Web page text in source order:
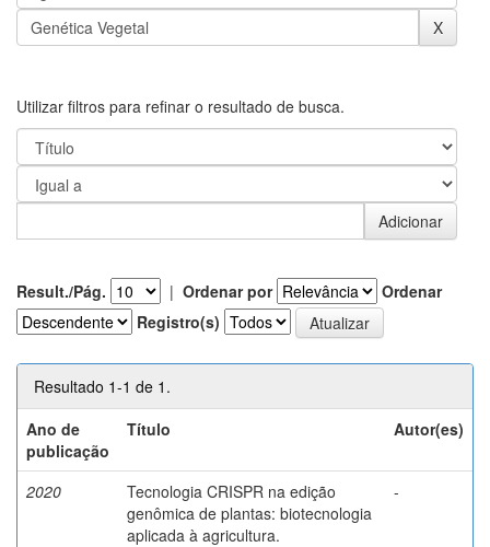
Utilizar filtros para refinar o resultado de busca.
Result./Pág. | Ordenar por
Ordenar
Registro(s)
Resultado 1-1 de 1.
Ano de
publicação
Título Autor(es)
2020
Tecnologia CRISPR na edição
genômica de plantas: biotecnologia
aplicada à agricultura.
-